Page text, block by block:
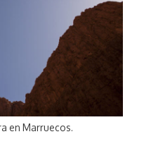
en Marruecos.